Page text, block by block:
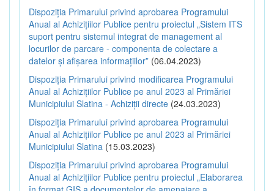
Dispoziția Primarului privind aprobarea Programului
Anual al Achizițiilor Publice pentru proiectul „Sistem ITS
suport pentru sistemul integrat de management al
locurilor de parcare - componenta de colectare a
datelor și afișarea informațiilor” (06.04.2023)
Dispoziția Primarului privind modificarea Programului
Anual al Achizițiilor Publice pe anul 2023 al Primăriei
Municipiului Slatina - Achiziții directe (24.03.2023)
Dispoziția Primarului privind aprobarea Programului
Anual al Achizițiilor Publice pe anul 2023 al Primăriei
Municipiului Slatina (15.03.2023)
Dispoziția Primarului privind aprobarea Programului
Anual al Achizițiilor Publice pentru proiectul „Elaborarea